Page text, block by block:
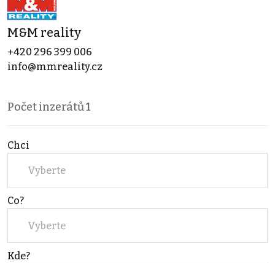
M&M reality
+420 296 399 006
info@mmreality.cz
Počet inzerátů1
Chci
Vyberte
Co?
Vyberte
Kde?